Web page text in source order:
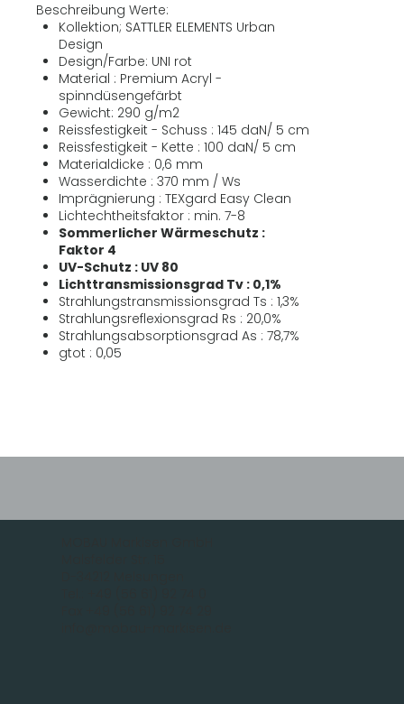
Beschreibung Werte:
Kollektion; SATTLER ELEMENTS Urban
Design
Design/Farbe: UNI rot
Material : Premium Acryl -
spinndüsengefärbt
Gewicht: 290 g/m2
Reissfestigkeit - Schuss : 145 daN/ 5 cm
Reissfestigkeit - Kette : 100 daN/ 5 cm
Materialdicke : 0,6 mm
Wasserdichte : 370 mm / Ws
Imprägnierung : TEXgard Easy Clean
Lichtechtheitsfaktor : min. 7-8
Sommerlicher Wärmeschutz :
Faktor 4
UV-Schutz : UV 80
Lichttransmissionsgrad Tv : 0,1%
Strahlungstransmissionsgrad Ts : 1,3%
Strahlungsreflexionsgrad Rs : 20,0%
Strahlungsabsorptionsgrad As : 78,7%
gtot : 0,05